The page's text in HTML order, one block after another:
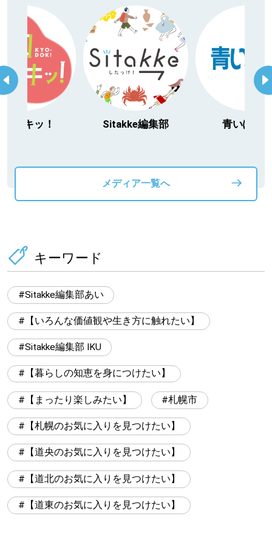
日ドキッ！ Sitakke編集部 青いぽす
メディア一覧へ
キーワード
Sitakke編集部あい
【いろんな価値観や生き方に触れたい】
Sitakke編集部 IKU
【暮らしの知恵を身につけたい】
【まったり楽しみたい】 札幌市
【札幌のお気に入りを見つけたい】
【道央のお気に入りを見つけたい】
【道北のお気に入りを見つけたい】
【道東のお気に入りを見つけたい】